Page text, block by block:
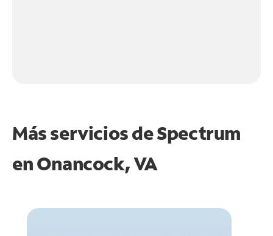
Más servicios de Spectrum
enOnancock, VA